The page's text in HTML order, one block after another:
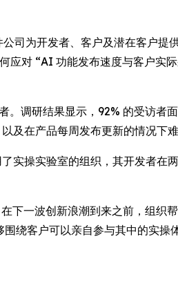
司为开发者、客户及潜在客户提
应对 “AI 功能发布速度与客户实
调研结果显示，92% 的受访者
在产品每周发布更新的情况下
实操实验室的组织，其开发者在
一波创新浪潮到来之前，组织
绕客户可以亲自参与其中的实操